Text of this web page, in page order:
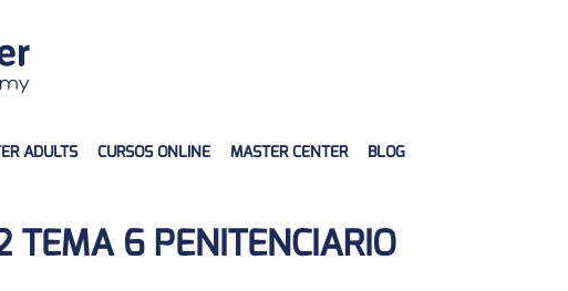
ADULTS CURSOS ONLINE MASTER CENTER BLOG
TEMA 6 PENITENCIARIO